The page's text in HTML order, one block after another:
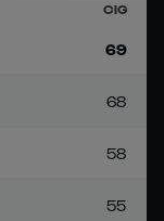
CIG
69
68
58
55